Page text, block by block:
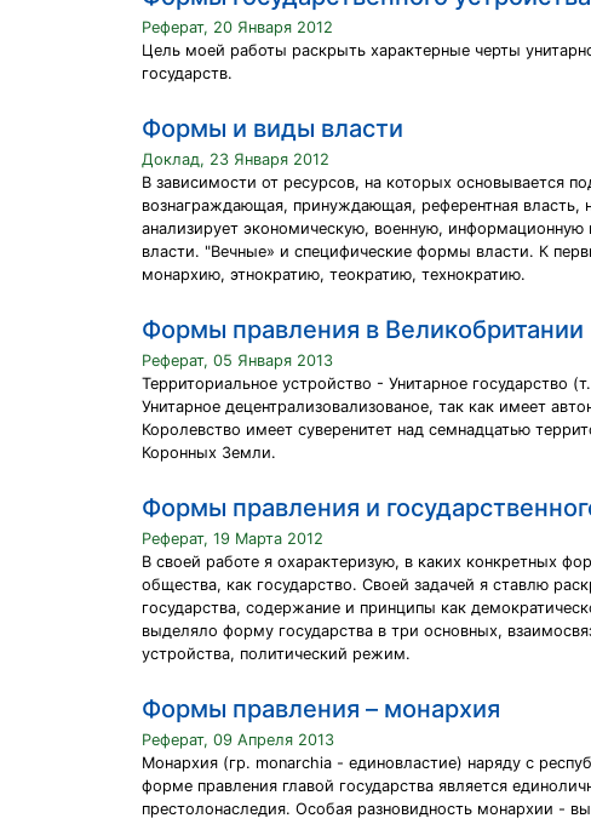
Реферат, 20 Января 2012
Цель моей работы раскрыть характерные черты
государств.
Формы и виды власти
Доклад, 23 Января 2012
В зависимости от ресурсов, на которых основывается
вознаграждающая, принуждающая, референтная власть,
анализирует экономическую, военную, информационную
власти. "Вечные» и специфические формы власти. К
монархию, этнократию, теократию, технократию.
Формы правления в Великобритании
Реферат, 05 Января 2013
Территориальное устройство - Унитарное государство
Унитарное децентрализовализованое, так как имеет
Королевство имеет суверенитет над семнадцатью
Коронных Земли.
Формы правления и
Реферат, 19 Марта 2012
В своей работе я охарактеризую, в каких конкретных
общества, как государство. Своей задачей я ставлю
государства, содержание и принципы как
выделяло форму государства в три основных,
устройства, политический режим.
Формы правления – монархия
Реферат, 09 Апреля 2013
Монархия (гр. monarchia - единовластие) наряду с
форме правления главой государства является
престолонаследия. Особая разновидность монархии -